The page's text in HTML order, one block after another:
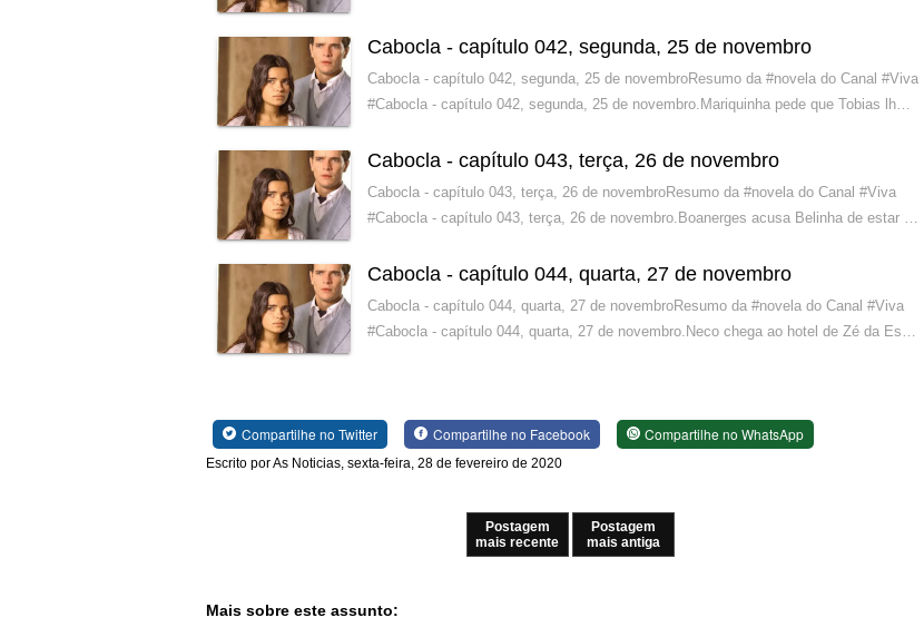
Cabocla - capítulo 042, segunda, 25 de novembro
Cabocla - capítulo 042, segunda, 25 de novembroResumo da #novela do Canal #Viva
#Cabocla - capítulo 042, segunda, 25 de novembro.Mariquinha pede que Tobias lh…
Cabocla - capítulo 043, terça, 26 de novembro
Cabocla - capítulo 043, terça, 26 de novembroResumo da #novela do Canal #Viva
#Cabocla - capítulo 043, terça, 26 de novembro.Boanerges acusa Belinha de estar …
Cabocla - capítulo 044, quarta, 27 de novembro
Cabocla - capítulo 044, quarta, 27 de novembroResumo da #novela do Canal #Viva
#Cabocla - capítulo 044, quarta, 27 de novembro.Neco chega ao hotel de Zé da Es…
Compartilhe no Twitter Compartilhe no Facebook Compartilhe no WhatsApp
Escrito por As Noticias, sexta-feira, 28 de fevereiro de 2020
Postagem
mais recente
Postagem
mais antiga
Mais sobre este assunto: